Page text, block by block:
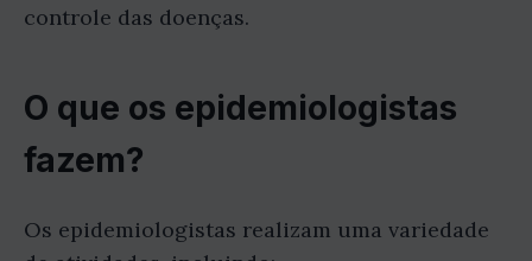
controle das doenças.
O que os epidemiologistas
fazem?
Os epidemiologistas realizam uma variedade